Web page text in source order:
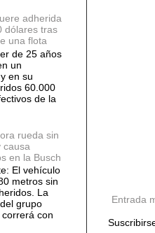
Entrada
adherida
dólares tras
una flota
de 25 años
un
en su
60.000
de la
rueda sin
causa
en la Busch
El vehículo
metros sin
La
grupo
con